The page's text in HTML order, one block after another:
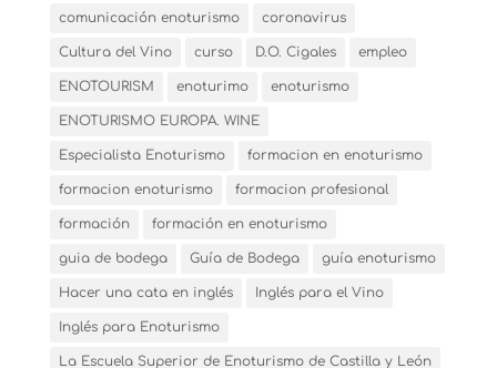
comunicación enoturismo coronavirus
Cultura del Vino curso D.O. Cigales empleo
ENOTOURISM enoturimo enoturismo
ENOTURISMO EUROPA. WINE
Especialista Enoturismo formacion en enoturismo
formacion enoturismo formacion profesional
formación formación en enoturismo
guia de bodega Guía de Bodega guía enoturismo
Hacer una cata en inglés Inglés para el Vino
Inglés para Enoturismo
La Escuela Superior de Enoturismo de Castilla y León